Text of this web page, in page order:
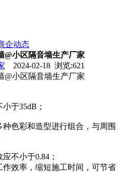
企动态
@小区隔音墙生产厂家
2024-02-18 浏览:621
@小区隔音墙生产厂家
于35dB；
色彩和造型进行组合，与周围
不小于0.84；
效率，缩短施工时间，可节省